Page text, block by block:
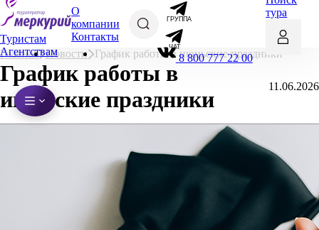
Туристам
Агентствам
О
компании
Контакты
ГРУППА
ЧАТ
8 800 777 22 00
тура
Главная Новости График работы в июньские праздники
График работы в
июньские праздники
11.06.2026